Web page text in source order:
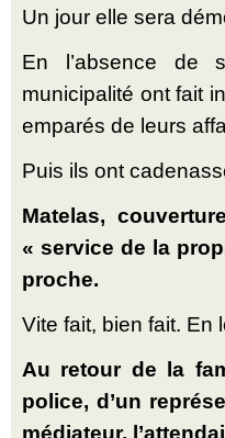
Un jour elle sera
En l’absence de
municipalité ont fait
emparés de leurs
Puis ils ont
Matelas,
« service de la
proche.
Vite fait, bien fait. En
Au retour de la
police, d’un
médiateur,